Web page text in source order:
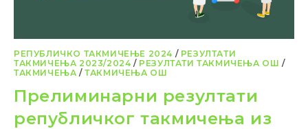
РЕПУБЛИЧКО ТАКМИЧЕЊЕ 2024 / РЕЗУЛТАТИ
ТАКМИЧЕЊА 2023/2024 / РЕЗУЛТАТИ ТАКМИЧЕЊА ОШ /
ТАКМИЧЕЊА /ТАКМИЧЕЊА ОШ
Прелиминарни резултати
републичког такмичења из